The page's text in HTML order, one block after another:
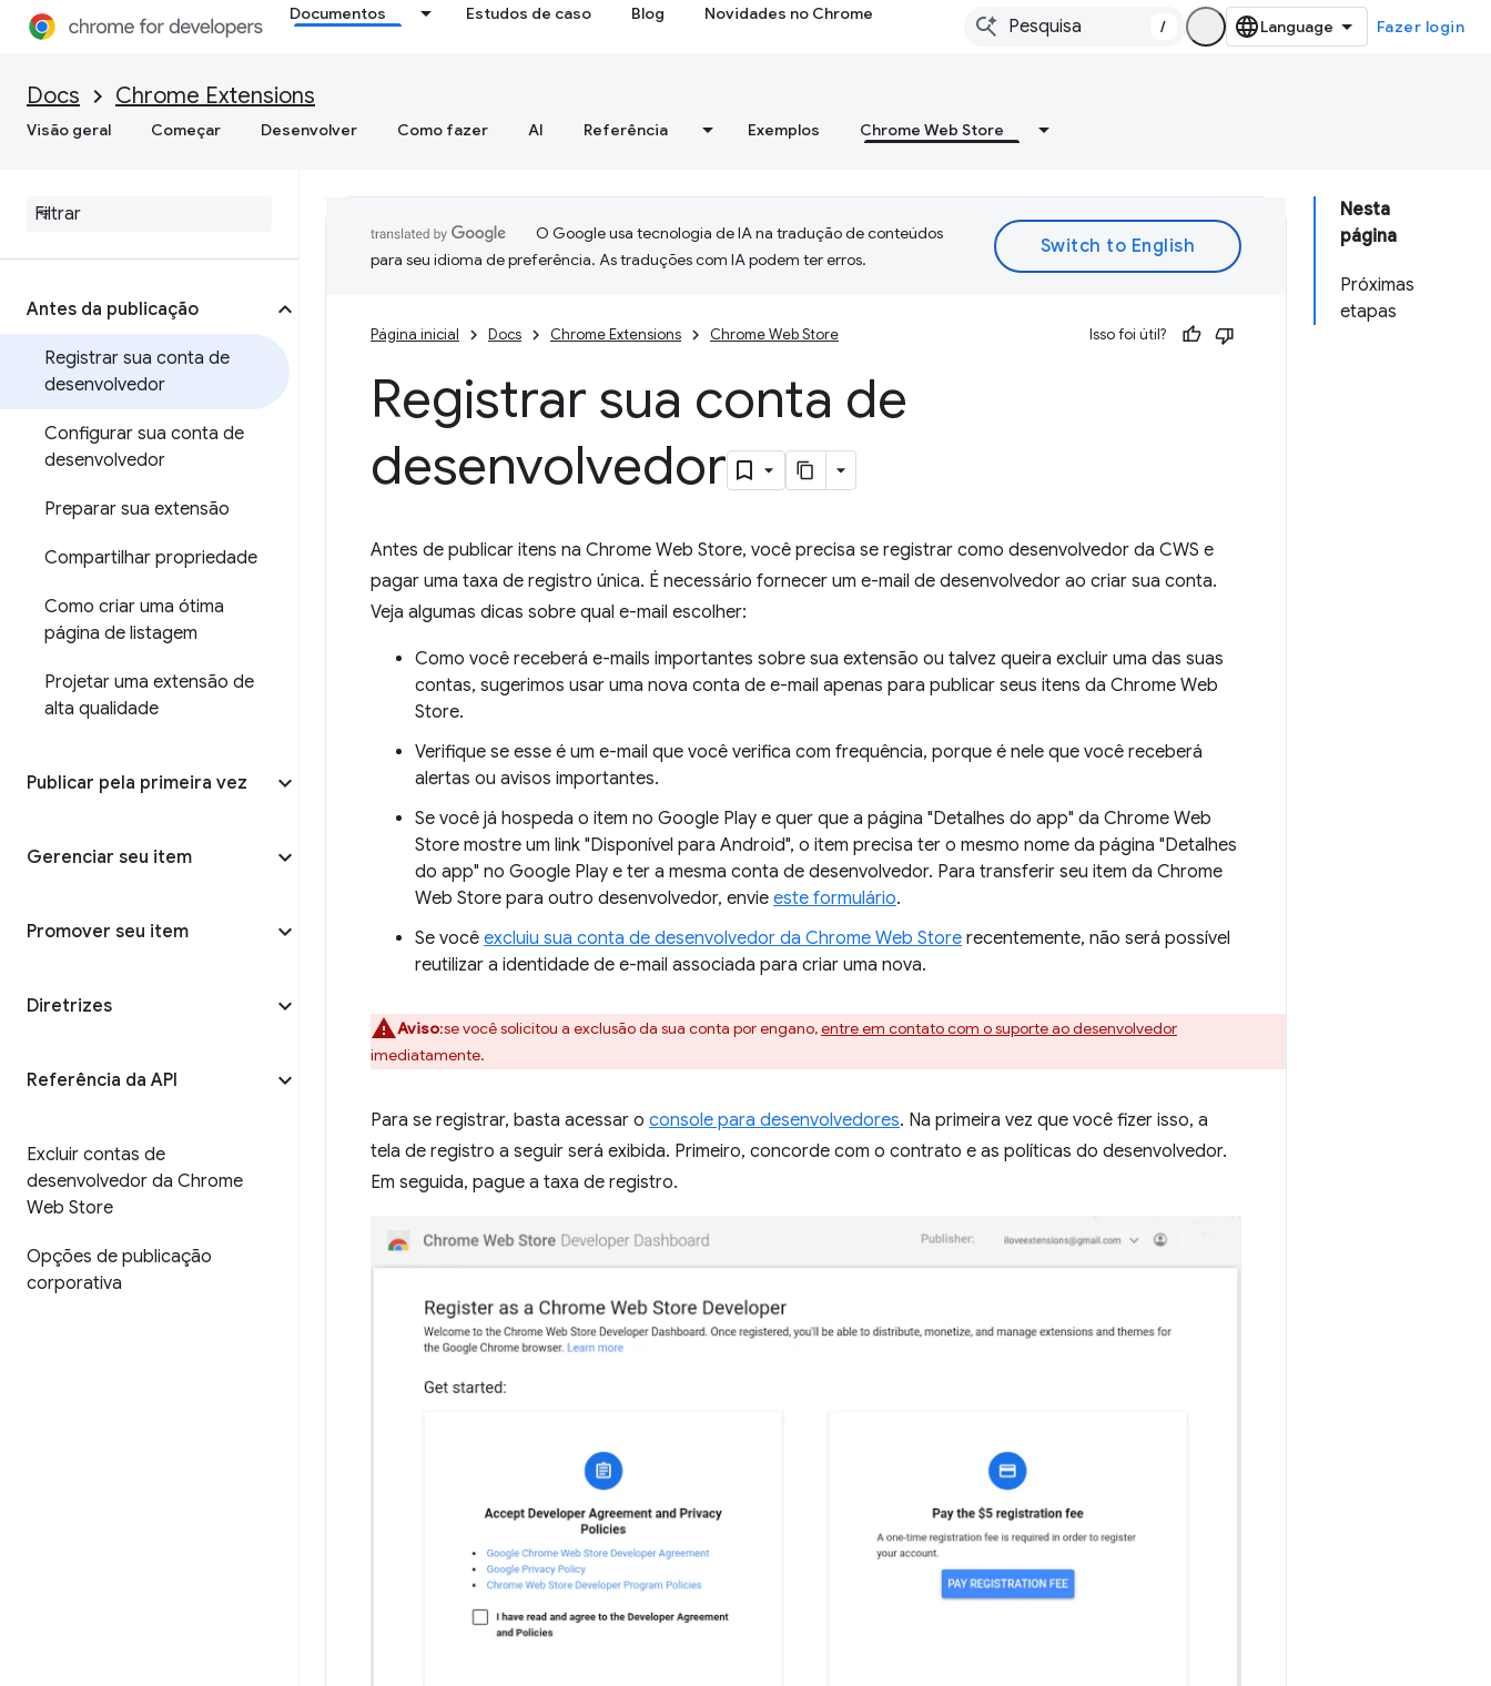
Documentos Estudos de caso Blog Novidades no Chrome
/ Fazer login
Docs Chrome Extensions
Visão geral Começar Desenvolver Como fazer AI Referência Exemplos Chrome Web Store
Antes da publicação
Registrar sua conta de
desenvolvedor
Configurar sua conta de
desenvolvedor
Preparar sua extensão
Compartilhar propriedade
Como criar uma ótima
página de listagem
Projetar uma extensão de
alta qualidade
Publicar pela primeira vez
Gerenciar seu item
Promover seu item
Diretrizes
Referência da API
Excluir contas de
desenvolvedor da Chrome
Web Store
Opções de publicação
corporativa
Nesta
página
Próximas
etapas
O Google usa tecnologia de IA na tradução de conteúdos
para seu idioma de preferência. As traduções com IA podem ter erros.
Página inicial Docs Chrome Extensions Chrome Web Store Isso foi útil?
Registrar sua conta de
desenvolvedor
Antes de publicar itens na Chrome Web Store, você precisa se registrar como desenvolvedor da CWS e
pagar uma taxa de registro única. É necessário fornecer um e-mail de desenvolvedor ao criar sua conta.
Veja algumas dicas sobre qual e-mail escolher:
Como você receberá e-mails importantes sobre sua extensão ou talvez queira excluir uma das suas
contas, sugerimos usar uma nova conta de e-mail apenas para publicar seus itens da Chrome Web
Store.
Verifique se esse é um e-mail que você verifica com frequência, porque é nele que você receberá
alertas ou avisos importantes.
Se você já hospeda o item no Google Play e quer que a página "Detalhes do app" da Chrome Web
Store mostre um link "Disponível para Android", o item precisa ter o mesmo nome da página "Detalhes
do app" no Google Play e ter a mesma conta de desenvolvedor. Para transferir seu item da Chrome
Web Store para outro desenvolvedor, envie este formulário.
Se você excluiu sua conta de desenvolvedor da Chrome Web Store recentemente, não será possível
reutilizar a identidade de e-mail associada para criar uma nova.
Aviso:se você solicitou a exclusão da sua conta por engano,entre em contato com o suporte ao desenvolvedor
imediatamente.
Para se registrar, basta acessar o console para desenvolvedores. Na primeira vez que você fizer isso, a
tela de registro a seguir será exibida. Primeiro, concorde com o contrato e as políticas do desenvolvedor.
Em seguida, pague a taxa de registro.